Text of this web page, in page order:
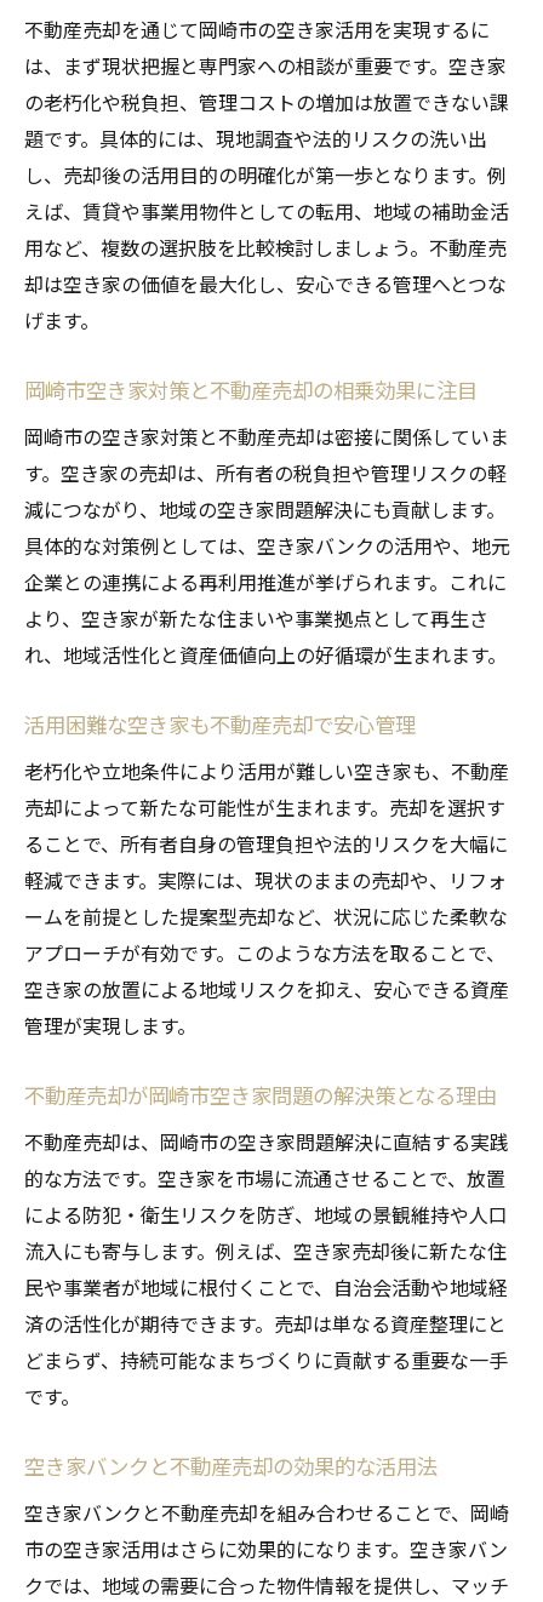
不動産売却で防ぐ岡崎市空き家の法的リス
ク
岡崎市空き家の税負担軽減と不動産売却の
関係
不動産売却時の岡崎市空き家維持管理の注
意点
岡崎市空き家の管理負担を減らす不動産売
岡崎市空き家問題を解決する不動産売却戦
略
不動産売却で実現できる岡崎市空き家対策
例
岡崎市で実践する空き家売却のステップと
注意点
不動産売却と空き家バンクの戦略的な併用
岡崎市空き家活用と売却の成功事例に学ぶ
不動産売却を活かした岡崎市空家問題の解
決法
将来に備える岡崎市空家対策の最新トレンド
不動産売却視点で見る岡崎市空家対策の最
新動向
岡崎市空き家対策と不動産売却の今後の方
向性
の最新情報
岡崎市で注目される空き家バンクと不動産
売却の未来
空き家賃貸や不動産売却を活用した岡崎市
の最新事例
岡崎市空家対策と不動産売却で安心な資産
管理を
不動産売却を通じて岡崎市の空き家活用を実現するに
は、まず現状把握と専門家への相談が重要です。空き家
の老朽化や税負担、管理コストの増加は放置できない課
題です。具体的には、現地調査や法的リスクの洗い出
し、売却後の活用目的の明確化が第一歩となります。例
えば、賃貸や事業用物件としての転用、地域の補助金活
用など、複数の選択肢を比較検討しましょう。不動産売
却は空き家の価値を最大化し、安心できる管理へとつな
げます。
岡崎市空き家対策と不動産売却の相乗効果に注目
岡崎市の空き家対策と不動産売却は密接に関係していま
す。空き家の売却は、所有者の税負担や管理リスクの軽
減につながり、地域の空き家問題解決にも貢献します。
具体的な対策例としては、空き家バンクの活用や、地元
企業との連携による再利用推進が挙げられます。これに
より、空き家が新たな住まいや事業拠点として再生さ
れ、地域活性化と資産価値向上の好循環が生まれます。
活用困難な空き家も不動産売却で安心管理
老朽化や立地条件により活用が難しい空き家も、不動産
売却によって新たな可能性が生まれます。売却を選択す
ることで、所有者自身の管理負担や法的リスクを大幅に
軽減できます。実際には、現状のままの売却や、リフォ
ームを前提とした提案型売却など、状況に応じた柔軟な
アプローチが有効です。このような方法を取ることで、
空き家の放置による地域リスクを抑え、安心できる資産
管理が実現します。
不動産売却が岡崎市空き家問題の解決策となる理由
不動産売却は、岡崎市の空き家問題解決に直結する実践
的な方法です。空き家を市場に流通させることで、放置
による防犯・衛生リスクを防ぎ、地域の景観維持や人口
流入にも寄与します。例えば、空き家売却後に新たな住
民や事業者が地域に根付くことで、自治会活動や地域経
済の活性化が期待できます。売却は単なる資産整理にと
どまらず、持続可能なまちづくりに貢献する重要な一手
です。
空き家バンクと不動産売却の効果的な活用法
空き家バンクと不動産売却を組み合わせることで、岡崎
市の空き家活用はさらに効果的になります。空き家バン
クでは、地域の需要に合った物件情報を提供し、マッチ